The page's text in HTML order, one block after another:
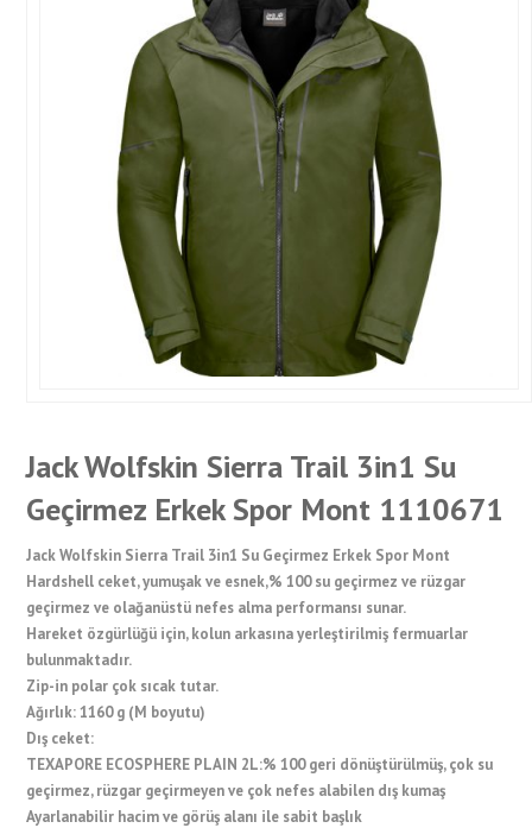
Jack Wolfskin Sierra Trail 3in1 Su
Geçirmez Erkek Spor Mont 1110671
Jack Wolfskin Sierra Trail 3in1 Su Geçirmez Erkek Spor Mont
Hardshell ceket, yumuşak ve esnek,% 100 su geçirmez ve rüzgar
geçirmez ve olağanüstü nefes alma performansı sunar.
Hareket özgürlüğü için, kolun arkasına yerleştirilmiş fermuarlar
bulunmaktadır.
Zip-in polar çok sıcak tutar.
Ağırlık: 1160 g (M boyutu)
Dış ceket:
TEXAPORE ECOSPHERE PLAIN 2L:% 100 geri dönüştürülmüş, çok su
geçirmez, rüzgar geçirmeyen ve çok nefes alabilen dış kumaş
Ayarlanabilir hacim ve görüş alanı ile sabit başlık